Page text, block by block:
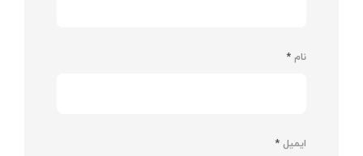
نام *
ایمیل *